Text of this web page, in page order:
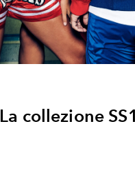
La collezione